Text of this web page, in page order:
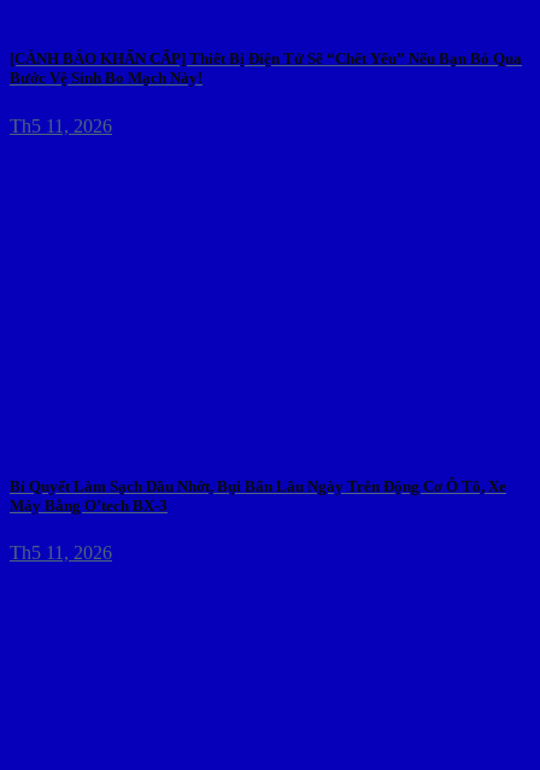
[CẢNH BÁO KHẨN CẤP] Thiết Bị Điện Tử Sẽ “Chết Yểu” Nếu Bạn Bỏ Qua
Bước Vệ Sinh Bo Mạch Này!
Th5 11, 2026
Bí Quyết Làm Sạch Dầu Nhớt, Bụi Bẩn Lâu Ngày Trên Động Cơ Ô Tô, Xe
Máy Bằng O’tech BX-3
Th5 11, 2026